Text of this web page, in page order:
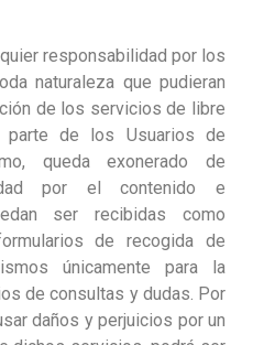
responsabilidad por los
naturaleza que pudieran
de los servicios de libre
de los Usuarios de
queda exonerado de
por el contenido e
ser recibidas como
de recogida de
únicamente para la
de consultas y dudas. Por
daños y perjuicios por un